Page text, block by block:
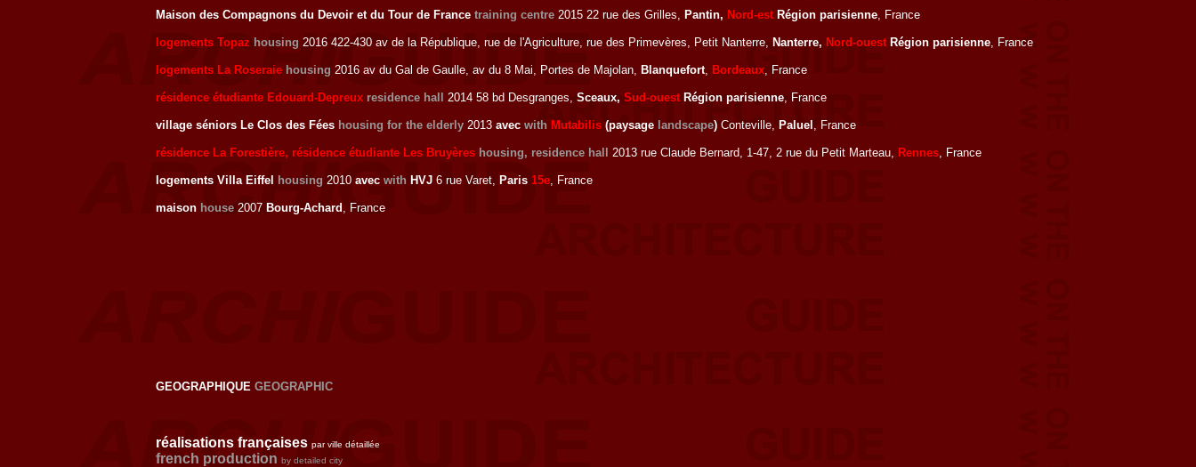
Maison des Compagnons du Devoir et du Tour de France training centre 2015 22 rue des Grilles, Pantin, Nord-est Région parisienne, France
logements Topaz housing 2016 422-430 av de la République, rue de l'Agriculture, rue des Primevères, Petit Nanterre, Nanterre, Nord-ouest Région parisienne, France
logements La Roseraie housing 2016 av du Gal de Gaulle, av du 8 Mai, Portes de Majolan, Blanquefort, Bordeaux, France
résidence étudiante Edouard-Depreux residence hall 2014 58 bd Desgranges, Sceaux, Sud-ouestRégion parisienne, France
village séniors Le Clos des Fées housing for the elderly 2013 avec with Mutabilis (paysage landscape) Conteville, Paluel , France
résidence La Forestière, résidence étudiante Les Bruyères housing, residence hall 2013 rue Claude Bernard, 1-47, 2 rue du Petit Marteau, Rennes, France
logements Villa Eiffel housing 2010 avec with HVJ 6 rue Varet, Paris 15e, France
maison house 2007 Bourg-Achard , France
GEOGRAPHIQUE GEOGRAPHIC
réalisations françaises par ville détaillée
french production by detailed city